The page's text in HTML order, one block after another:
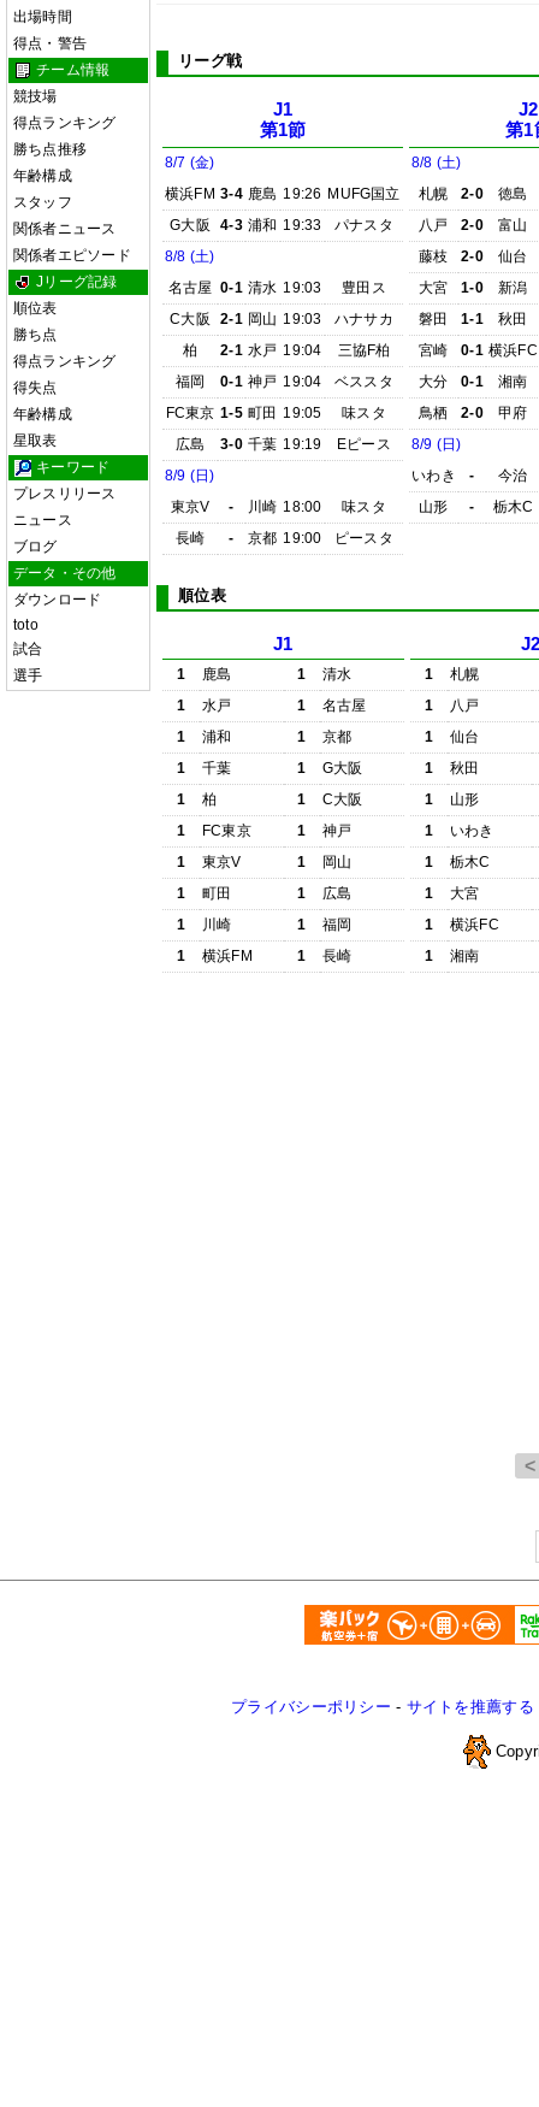
出場時間
得点・警告
チーム情報
競技場
得点ランキング
勝ち点推移
年齢構成
スタッフ
関係者ニュース
関係者エピソード
Jリーグ記録
順位表
勝ち点
得点ランキング
得失点
年齢構成
星取表
キーワード
プレスリリース
ニュース
ブログ
データ・その他
ダウンロード
toto
試合
選手
リーグ戦
J1
第1節
8/7 (金)
横浜FM 3-4 鹿島 19:26 MUFG国立
G大阪
4-3 浦和 19:33
パナスタ
8/8 (土)
名古屋 0-1 清水 19:03
豊田ス
C大阪
2-1 岡山 19:03
ハナサカ
柏
2-1 水戸 19:04
三協F柏
福岡
0-1 神戸 19:04
ベススタ
FC東京 1-5 町田 19:05
味スタ
広島
3-0 千葉 19:19
Eピース
8/9 (日)
東京V
- 川崎 18:00
味スタ
長崎
- 京都 19:00 ピースタ
J2
第1
8/8 (土)
札幌
2-0
徳島
八戸
2-0
富山
藤枝
2-0
仙台
大宮
1-0
新潟
磐田
1-1
秋田
宮崎
0-1 横浜FC
大分
0-1
湘南
鳥栖
2-0
甲府
8/9 (日)
いわき
-
今治
山形
- 栃木C
順位表
J1
1 鹿島 1
清水
1
水戸 1
名古屋
1
浦和 1
京都
1
千葉 1
G大阪
1
柏 1
C大阪
1
FC東京 1
神戸
1
東京V 1
岡山
1
町田 1
広島
1
川崎 1
福岡
1
横浜FM 1 長崎
1
札幌
1
八戸
1
仙台
1
秋田
1
山形
1
いわき
1
栃木C
1
大宮
1
横浜FC
1
湘南
プライバシーポリシー - サイトを推薦する